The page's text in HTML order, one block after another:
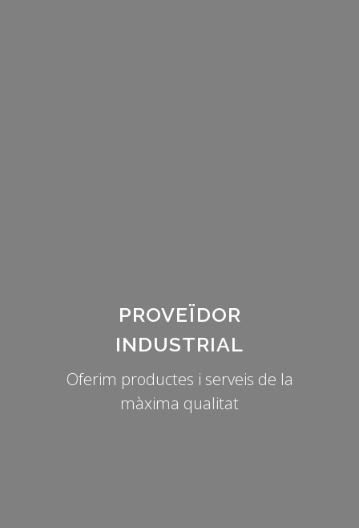
PROVEÏDOR
INDUSTRIAL
Oferim productes i serveis de la
màxima qualitat